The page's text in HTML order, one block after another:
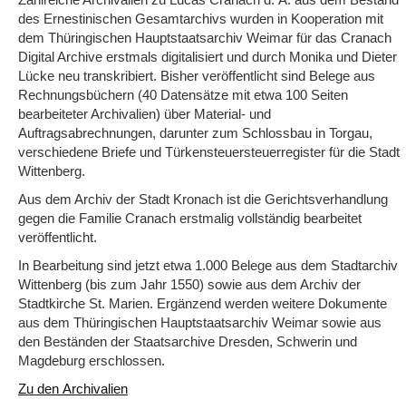
des Ernestinischen Gesamtarchivs wurden in Kooperation mit
dem Thüringischen Hauptstaatsarchiv Weimar für das Cranach
Digital Archive erstmals digitalisiert und durch Monika und Dieter
Lücke neu transkribiert. Bisher veröffentlicht sind Belege aus
Rechnungsbüchern (40 Datensätze mit etwa 100 Seiten
bearbeiteter Archivalien) über Material- und
Auftragsabrechnungen, darunter zum Schlossbau in Torgau,
verschiedene Briefe und Türkensteuersteuerregister für die Stadt
Wittenberg.
Aus dem Archiv der Stadt Kronach ist die Gerichtsverhandlung
gegen die Familie Cranach erstmalig vollständig bearbeitet
veröffentlicht.
In Bearbeitung sind jetzt etwa 1.000 Belege aus dem Stadtarchiv
Wittenberg (bis zum Jahr 1550) sowie aus dem Archiv der
Stadtkirche St. Marien. Ergänzend werden weitere Dokumente
aus dem Thüringischen Hauptstaatsarchiv Weimar sowie aus
den Beständen der Staatsarchive Dresden, Schwerin und
Magdeburg erschlossen.
Zu den Archivalien